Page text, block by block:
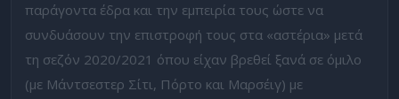
παράγοντα έδρα και την εμπειρία τους ώστε να
συνδυάσουν την επιστροφή τους στα «αστέρια» μετά
τη σεζόν 2020/2021 όπου είχαν βρεθεί ξανά σε όμιλο
(με Μάντσεστερ Σίτι, Πόρτο και Μαρσέιγ) με